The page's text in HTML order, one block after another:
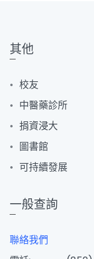
其他
校友
中醫藥診所
捐資浸大
圖書館
可持續發展
一般查詢
聯絡我們